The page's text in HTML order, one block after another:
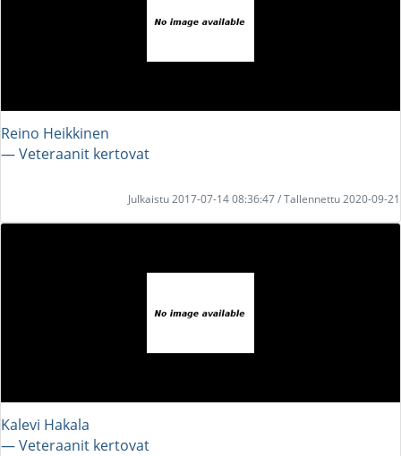
Reino Heikkinen
― Veteraanit kertovat
Julkaistu 2017-07-14 08:36:47 / Tallennettu 2020-09-21
Kalevi Hakala
― Veteraanit kertovat